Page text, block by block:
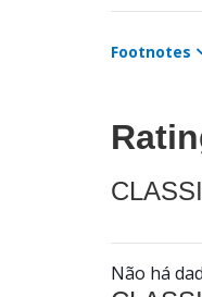
Footnotes
Não há